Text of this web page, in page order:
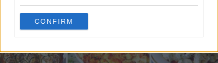
CONFIRM